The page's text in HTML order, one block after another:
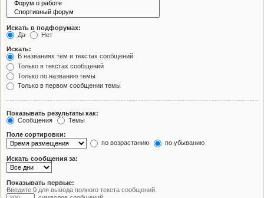
Искать в подфорумах:
Да
Нет
Искать:
В названиях тем и текстах сообщений
Только в текстах сообщений
Только по названию темы
Только в первом сообщении темы
Показывать результаты как:
Сообщения
Темы
Поле сортировки:
по возрастанию
по убыванию
Искать сообщения за:
Показывать первые:
Введите 0 для вывода полного текста сообщений.